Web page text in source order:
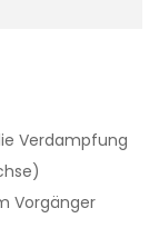
Verdampfung
Vorgänger